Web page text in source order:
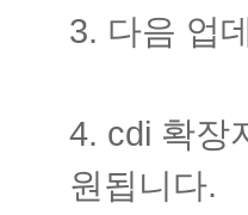
3. 다음 업
4. cdi 확장
원됩니다.